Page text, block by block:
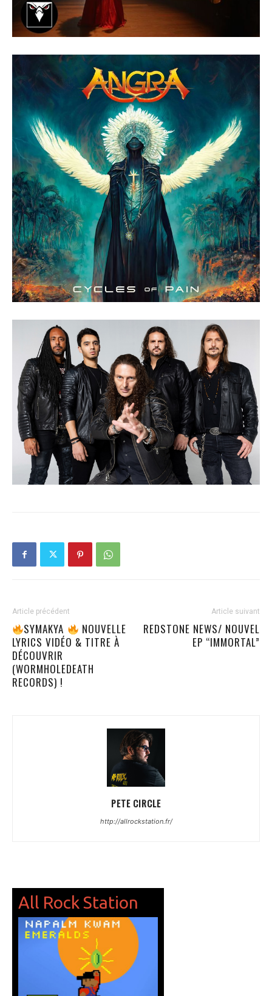
Article précédent
SYMAKYA
NOUVELLE
LYRICS VIDÉO & TITRE À
DÉCOUVRIR
(WORMHOLEDEATH
RECORDS) !
Article suivant
REDSTONE NEWS/ NOUVEL
EP “IMMORTAL”
PETE CIRCLE
http://allrockstation.fr/